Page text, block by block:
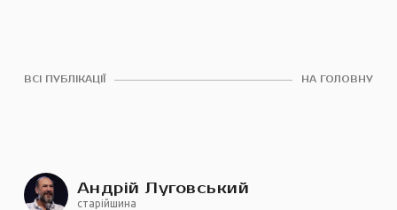
ВСІ ПУБЛІКАЦІЇ НА ГОЛОВНУ
Андрій Луговський
старійшина